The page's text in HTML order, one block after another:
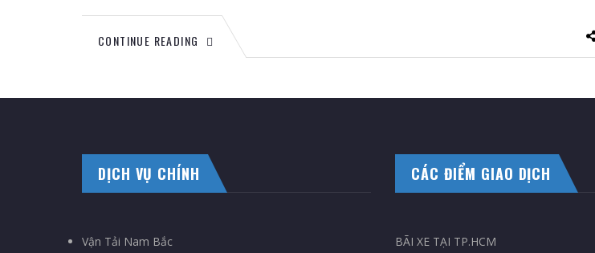
CONTINUE READING
DỊCH VỤ CHÍNH
Vận Tải Nam Bắc
CÁC ĐIỂM GIAO DỊCH
BÃI XE TẠI TP.HCM